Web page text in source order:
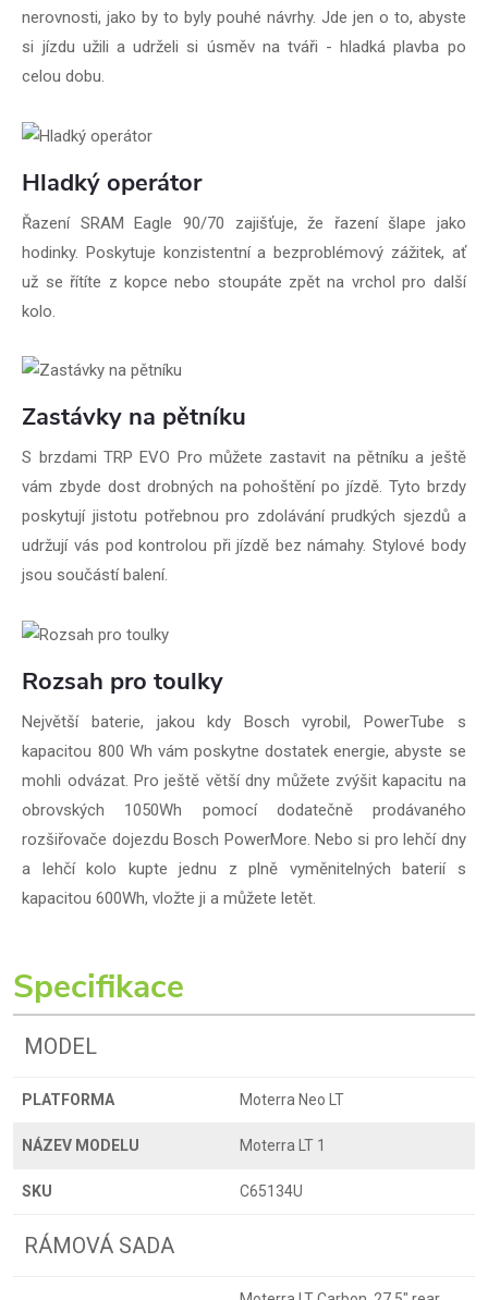
nerovnosti, jako by to byly pouhé návrhy. Jde jen o to, abyste
si jízdu užili a udrželi si úsměv na tváři - hladká plavba po
celou dobu.
Hladký operátor
Řazení SRAM Eagle 90/70 zajišťuje, že řazení šlape jako
hodinky. Poskytuje konzistentní a bezproblémový zážitek, ať
už se řítíte z kopce nebo stoupáte zpět na vrchol pro další
kolo.
Zastávky na pětníku
S brzdami TRP EVO Pro můžete zastavit na pětníku a ještě
vám zbyde dost drobných na pohoštění po jízdě. Tyto brzdy
poskytují jistotu potřebnou pro zdolávání prudkých sjezdů a
udržují vás pod kontrolou při jízdě bez námahy. Stylové body
jsou součástí balení.
Rozsah pro toulky
Největší baterie, jakou kdy Bosch vyrobil, PowerTube s
kapacitou 800 Wh vám poskytne dostatek energie, abyste se
mohli odvázat. Pro ještě větší dny můžete zvýšit kapacitu na
obrovských 1050Wh pomocí dodatečně prodávaného
rozšiřovače dojezdu Bosch PowerMore. Nebo si pro lehčí dny
a lehčí kolo kupte jednu z plně vyměnitelných baterií s
kapacitou 600Wh, vložte ji a můžete letět.
Specifikace
MODEL
PLATFORMA Moterra Neo LT
NÁZEV MODELU Moterra LT 1
SKU C65134U
RÁMOVÁ SADA